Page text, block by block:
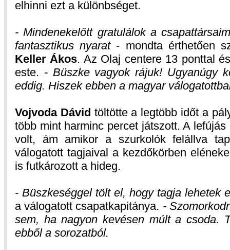
elhinni ezt a különbséget.
- Mindenekelőtt gratulálok a
fantasztikus nyarat- mondta érthetően
Keller Ákos. Az Olaj centere 13 ponttal
este. - Büszke vagyok rájuk! Ugyanúgy
eddig. Hiszek ebben a magyar
Vojvoda Dávid töltötte a legtöbb időt a
több mint harminc percet játszott. A
volt, ám amikor a szurkolók felállva
válogatott tagjaival a kezdőkörben
is futkározott a hideg.
- Büszkeséggel tölt el, hogy tagja lehetek
a válogatott csapatkapitánya. -
sem, ha nagyon kevésen múlt a csoda.
ebből a sorozatból.